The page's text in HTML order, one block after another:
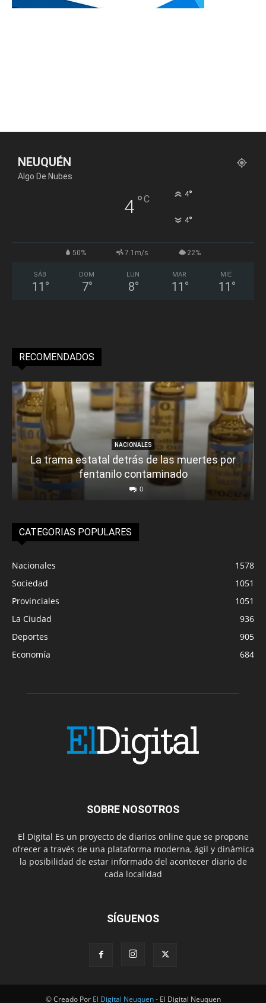
NEUQUÉN
Algo De Nubes
4°C 4°
4°
50% 7.1m/s 22%
SÁB
11 °
DOM
7°
LUN
8°
MAR
11 °
MIÉ
11 °
RECOMENDADOS
NACIONALES
La trama estatal detrás de las muertes por
fentanilo contaminado
0
CATEGORIAS POPULARES
Nacionales
1578
Sociedad
1051
Provinciales
1051
La Ciudad
936
Deportes
905
Economía
684
SOBRE NOSOTROS
El Digital Es un proyecto de diarios online que se propone
ofrecer a través de una plataforma moderna, ágil y dinámica
la posibilidad de estar informado del acontecer diario de
cada localidad
SÍGUENOS
© Creado Por El Digital Neuquen- El Digital Neuquen